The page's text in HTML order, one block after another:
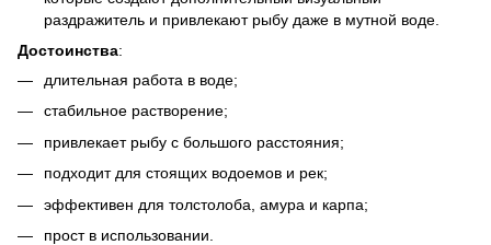
раздражитель и привлекают рыбу даже в мутной воде.
Достоинства:
длительная работа в воде;
стабильное растворение;
привлекает рыбу с большого расстояния;
подходит для стоящих водоемов и рек;
эффективен для толстолоба, амура и карпа;
прост в использовании.